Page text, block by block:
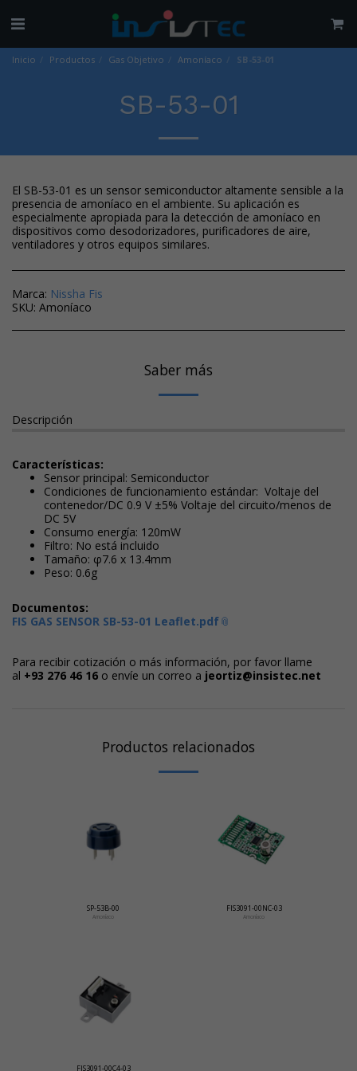
Inicio Productos Gas Objetivo Amoníaco SB-53-01
SB-53-01
El SB-53-01 es un sensor semiconductor altamente sensible a la
presencia de amoníaco en el ambiente. Su aplicación es
especialmente apropiada para la detección de amoníaco en
dispositivos como desodorizadores, purificadores de aire,
ventiladores y otros equipos similares.
Marca: Nissha Fis
SKU: Amoníaco
Saber más
Descripción
Características:
Sensor principal: Semiconductor
Condiciones de funcionamiento estándar: Voltaje del
contenedor/DC 0.9 V ±5% Voltaje del circuito/menos de
DC 5V
Consumo energía: 120mW
Filtro: No está incluido
Tamaño: φ7.6 x 13.4mm
Peso: 0.6g
Documentos:
FIS GAS SENSOR SB-53-01 Leaflet.pdf
Para recibir cotización o más información, por favor llame
al +93 276 46 16 o envíe un correo a jeortiz@insistec.net
Productos relacionados
SP-53B-00
Amoníaco
FIS3091-00NC-03
Amoníaco
FIS3091-00C4-03